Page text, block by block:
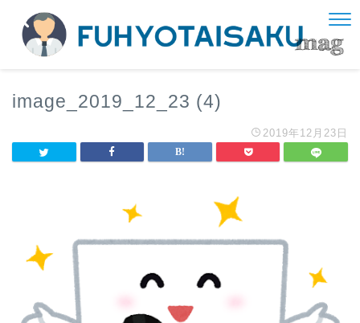
image_2019_12_23 (4)
2019年12月23日